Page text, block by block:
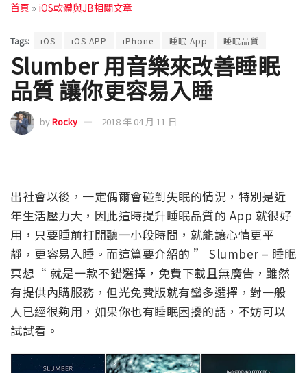
首頁 » iOS軟體與JB相關文章
Tags: iOS iOS APP iPhone 睡眠 App 睡眠品質
Slumber 用音樂來改善睡眠
品質 讓你更容易入睡
byRocky 2018 年 04 月 11 日
出社會以後，一定偶爾會碰到失眠的情況，特別是近
年生活壓力大，因此這時提升睡眠品質的 App 就很好
用，只要睡前打開聽一小段時間，就能讓心情更平
靜，更容易入睡。而這篇要介紹的 ” Slumber – 睡眠
冥想“ 就是一款不錯選擇，免費下載且無廣告，雖然
有提供內購服務，但光免費版就有蠻多選擇，對一般
人已經很夠用，如果你也有睡眠困擾的話，不妨可以
試試看。